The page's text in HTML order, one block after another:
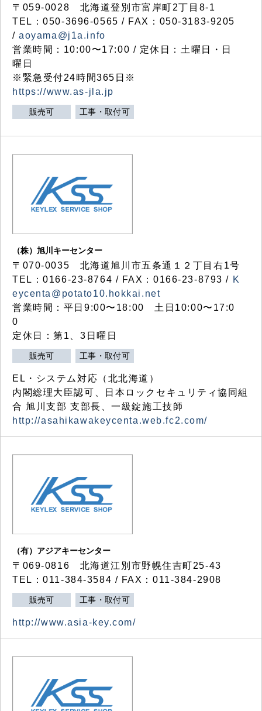
〒 059-0028 北海道登別市富岸町2丁目 8-1
TEL：050-3696-0565 / FAX：050-3183-9205
/aoyama@j1a.info
営業時間：10:00〜17:00 / 定休日：土曜日・日
曜日
※緊急受付24時間365日※
https://www.as-jla.jp
販売可 工事・取付可
（株）旭川キーセンター
〒070-0035 北海道旭川市五条通１２丁目右1号
TEL：0166-23-8764 / FAX：0166-23-8793 / K
eycenta@potato10.hokkai.net
営業時間：平日9:00〜18:00 土日10:00〜17:0
0
定休日：第1、3日曜日
販売可 工事・取付可
EL・システム対応（北北海道）
内閣総理大臣認可、日本ロックセキュリティ協同組
合 旭川支部 支部長、一級錠施工技師
http://asahikawakeycenta.web.fc2.com/
（有）アジアキーセンター
〒069-0816 北海道江別市野幌住吉町25-43
TEL：011-384-3584 / FAX：011-384-2908
販売可 工事・取付可
http://www.asia-key.com/